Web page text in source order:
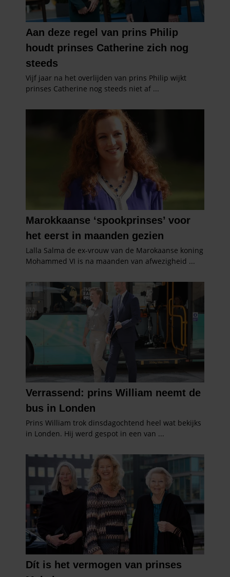
partners kunnen deze gegevens combineren met andere
informatie die u aan ze heeft verstrekt of die ze hebben
verzameld op basis van uw gebruik van hun services. U
gaat akkoord met onze cookies als u onze website blijft
gebruiken.